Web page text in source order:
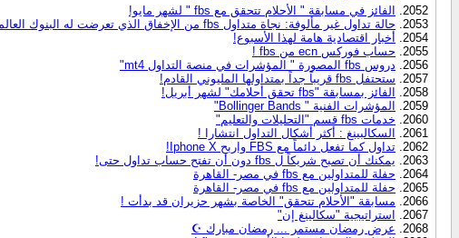
الفائز في مسابقة " الأحلام تتحقق مع fbs " لشهر مايو!
حالة تداول غير مألوفة: نجاة متداول fbs من الإخفاق الذي تعرضت له البنوك العالمية!
أخبار اقتصادية هامة لهذا الأسبوع!
حساب فوركس ecn من fbs !
دروس fbs المصورة " المؤشرات في منصة التداول mt4"
ستحتفل fbs قريباً جداً بمتداولها المليوني القادم!
الفائز بمسابقة "fbs تحقق أحلامك" لشهر أبريل!
المؤشرات الفنية " Bollinger Bands"
خدمات fbs قسم "التحليلات والتعليم"
السكالبينغ : أكثر أشكال التداول انتشارا !
تداول كما تفعل دائماً مع FBS واربح Iphone X!
يمكنك أن تصبح شريكاً ل fbs دون أن تفتح حساب تداول حتى!
حفلة للمتداولين مع fbs في مصر- القاهرة
حفلة للمتداولين مع fbs في مصر- القاهرة
مسابقة "الأحلام تتحقق" الخاصة بشهر حزيران قد بدأت !
استراتيجية "سكالينغ إن"
عرض رمضان مستمر ... رمضان مبارك ☪